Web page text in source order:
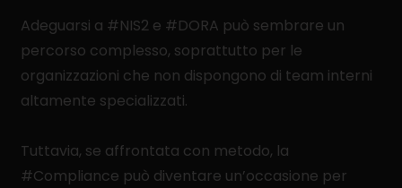
Adeguarsi a #NIS2 e #DORA può sembrare un
percorso complesso, soprattutto per le
organizzazioni che non dispongono di team interni
altamente specializzati.
Tuttavia, se affrontata con metodo, la
#Compliance può diventare un’occasione per